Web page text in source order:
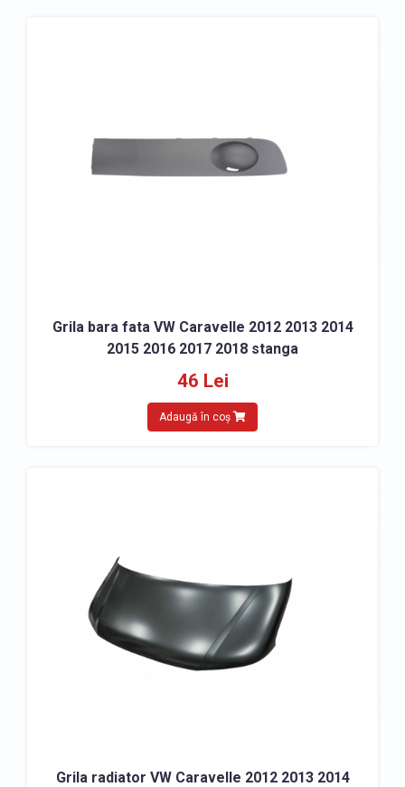
Grila bara fata VW Caravelle 2012 2013 2014
2015 2016 2017 2018 stanga
46 Lei
Adaugă în coș
Grila radiator VW Caravelle 2012 2013 2014